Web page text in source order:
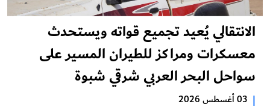
الانتقالي يُعيد تجميع قواته ويستحدث
معسكرات ومراكز للطيران المسير على
سواحل البحر العربي شرقي شبوة
| 03 أغسطس 2026